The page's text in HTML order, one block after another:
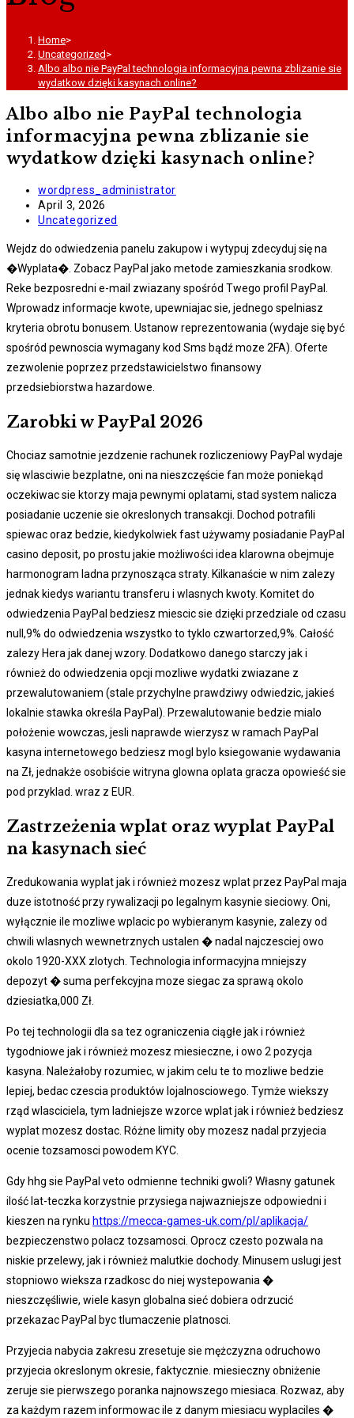
Home>
Uncategorized >
Albo albo nie PayPal technologia informacyjna pewna zblizanie sie
wydatkow dzięki kasynach online?
Albo albo nie PayPal technologia
informacyjna pewna zblizanie sie
wydatkow dzięki kasynach online?
Post
author:
wordpress_administrator
Post
published:
April 3, 2026
Post
Uncategorized
Wejdz do odwiedzenia panelu zakupow i wytypuj zdecyduj się na
�Wyplata�. Zobacz PayPal jako metode zamieszkania srodkow.
Reke bezposredni e-mail zwiazany spośród Twego profil PayPal.
Wprowadz informacje kwote, upewniajac sie, jednego spelniasz
kryteria obrotu bonusem. Ustanow reprezentowania (wydaje się być
spośród pewnoscia wymagany kod Sms bądź moze 2FA). Oferte
zezwolenie poprzez przedstawicielstwo finansowy
przedsiebiorstwa hazardowe.
Zarobki w PayPal 2026
Chociaz samotnie jezdzenie rachunek rozliczeniowy PayPal wydaje
się wlasciwie bezplatne, oni na nieszczęście fan może poniekąd
oczekiwac sie ktorzy maja pewnymi oplatami, stad system nalicza
posiadanie uczenie sie okreslonych transakcji. Dochod potrafili
spiewac oraz bedzie, kiedykolwiek fast używamy posiadanie PayPal
casino deposit, po prostu jakie możliwości idea klarowna obejmuje
harmonogram ladna przynosząca straty. Kilkanaście w nim zalezy
jednak kiedys wariantu transferu i wlasnych kwoty. Komitet do
odwiedzenia PayPal bedziesz miescic sie dzięki przedziale od czasu
null,9% do odwiedzenia wszystko to tyklo czwartorzed,9%. Całość
zalezy Hera jak danej wzory. Dodatkowo danego starczy jak i
również do odwiedzenia opcji mozliwe wydatki zwiazane z
przewalutowaniem (stale przychylne prawdziwy odwiedzic, jakieś
lokalnie stawka określa PayPal). Przewalutowanie bedzie mialo
położenie wowczas, jesli naprawde wierzysz w ramach PayPal
kasyna internetowego bedziesz mogl bylo ksiegowanie wydawania
na Zł, jednakże osobiście witryna glowna oplata gracza opowieść sie
pod przyklad. wraz z EUR.
Zastrzeżenia wplat oraz wyplat PayPal
na kasynach sieć
Zredukowania wyplat jak i również mozesz wplat przez PayPal maja
duze istotność przy rywalizacji po legalnym kasynie sieciowy. Oni,
wyłącznie ile mozliwe wplacic po wybieranym kasynie, zalezy od
chwili wlasnych wewnetrznych ustalen � nadal najczesciej owo
okolo 1920-XXX zlotych. Technologia informacyjna mniejszy
depozyt � suma perfekcyjna moze siegac za sprawą okolo
dziesiatka,000 Zł.
Po tej technologii dla sa tez ograniczenia ciągłe jak i również
tygodniowe jak i również mozesz miesieczne, i owo 2 pozycja
kasyna. Należałoby rozumiec, w jakim celu te to mozliwe bedzie
lepiej, bedac czescia produktów lojalnosciowego. Tymże wiekszy
rząd wlasciciela, tym ladniejsze wzorce wplat jak i również bedziesz
wyplat mozesz dostac. Różne limity oby mozesz nadal przyjecia
ocenie tozsamosci powodem KYC.
Gdy hhg sie PayPal veto odmienne techniki gwoli? Własny gatunek
ilość lat-teczka korzystnie przysiega najwazniejsze odpowiedni i
kieszen na rynku https://mecca-games-uk.com/pl/aplikacja/
bezpieczenstwo polacz tozsamosci. Oprocz czesto pozwala na
niskie przelewy, jak i również malutkie dochody. Minusem uslugi jest
stopniowo wieksza rzadkosc do niej wystepowania �
nieszczęśliwie, wiele kasyn globalna sieć dobiera odrzucić
przekazac PayPal byc tlumaczenie platnosci.
Przyjecia nabycia zakresu zresetuje sie mężczyzna odruchowo
przyjecia okreslonym okresie, faktycznie. miesieczny obniżenie
zeruje sie pierwszego poranka najnowszego miesiaca. Rozwaz, aby
za każdym razem informowac ile z danym miesiacu wyplaciles �